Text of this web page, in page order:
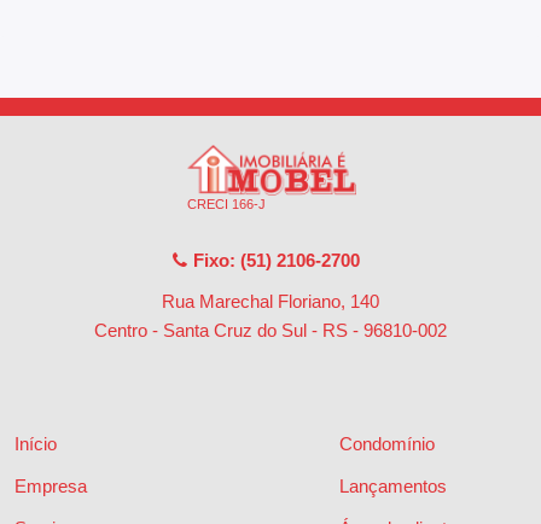
CRECI 166-J
Fixo: (51) 2106-2700
Rua Marechal Floriano, 140
Centro - Santa Cruz do Sul - RS - 96810-002
Início
Empresa
Condomínio
Lançamentos